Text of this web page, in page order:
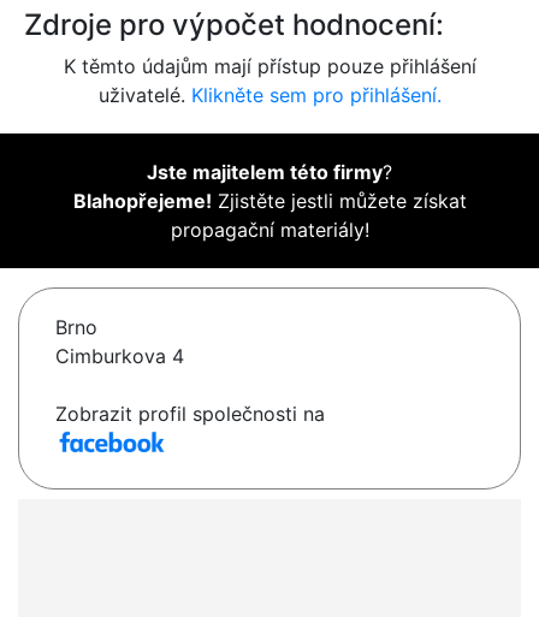
Zdroje pro výpočet hodnocení:
K těmto údajům mají přístup pouze přihlášení
uživatelé. Klikněte sem pro přihlášení.
Jste majitelem této firmy?
Blahopřejeme! Zjistěte jestli můžete získat
propagační materiály!
Brno
Cimburkova 4
Zobrazit profil společnosti na